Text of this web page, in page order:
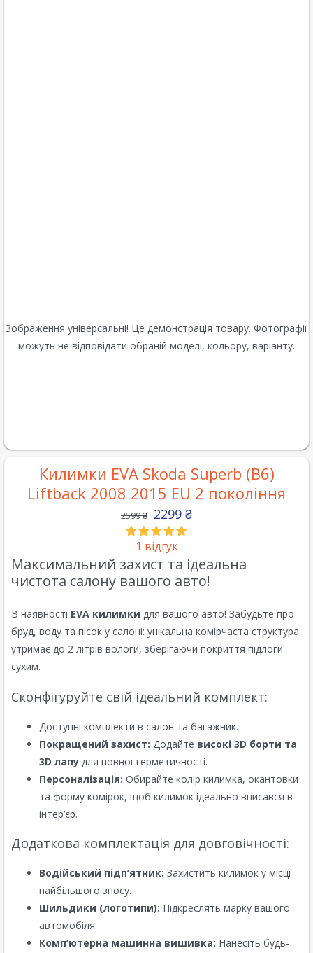
Зображення універсальні! Це демонстрація товару. Фотографії
можуть не відповідати обраній моделі, кольору, варіанту.
Килимки EVA Skoda Superb (B6)
Liftback 2008 2015 EU 2 покоління
2599₴ 2299 ₴
1 відгук
Максимальний захист та ідеальна
чистота салону вашого авто!
В наявності EVA килимки для вашого авто! Забудьте про
бруд, воду та пісок у салоні: унікальна комірчаста структура
утримає до 2 літрів вологи, зберігаючи покриття підлоги
сухим.
Сконфігуруйте свій ідеальний комплект:
Доступні комплекти в салон та багажник.
Покращений захист: Додайте високі 3D борти та
3D лапу для повної герметичності.
Персоналізація: Обирайте колір килимка, окантовки
та форму комірок, щоб килимок ідеально вписався в
інтер’єр.
Додаткова комплектація для довговічності:
Водійський підп’ятник: Захистить килимок у місці
найбільшого зносу.
Шильдики (логотипи): Підкреслять марку вашого
автомобіля.
Комп’ютерна машинна вишивка: Нанесіть будь-